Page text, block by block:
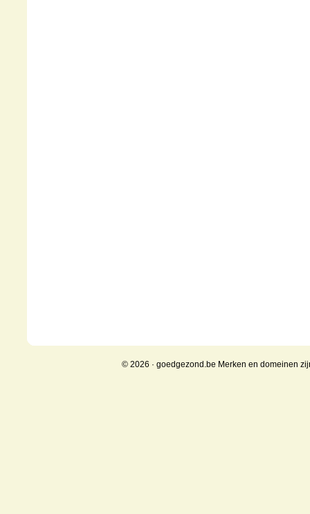
© 2026 · goedgezond.be Merken en domeinen